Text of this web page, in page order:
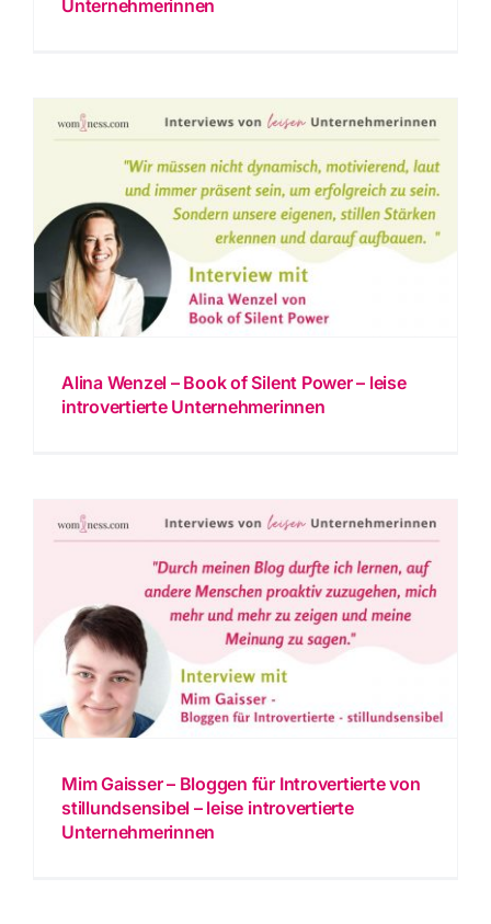
Unternehmerinnen
Alina Wenzel – Book of Silent Power – leise
introvertierte Unternehmerinnen
Mim Gaisser – Bloggen für Introvertierte von
stillundsensibel – leise introvertierte
Unternehmerinnen